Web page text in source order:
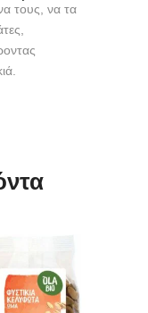
τους, να τα